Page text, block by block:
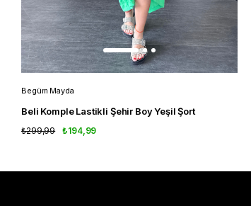
Begüm Mayda
Beli Komple Lastikli Şehir Boy Yeşil Şort
₺194,99
₺299,99